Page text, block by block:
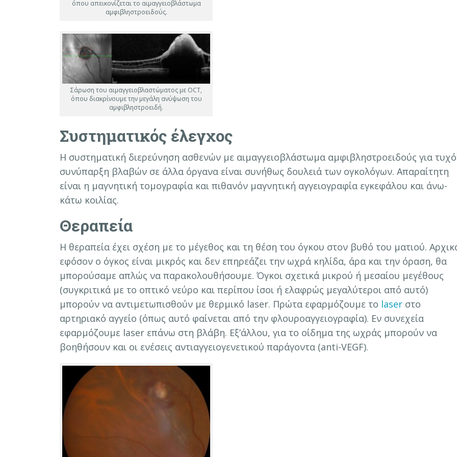
όπου απεικονίζεται το αιμαγγειοβλάστωμα
αμφιβληστροειδούς.
Σάρωση του αιμαγγειοβλαστώματος με OCT,
όπου διακρίνουμε την μεγάλη ανύψωση του
αμφιβληστροειδή.
Συστηματικός έλεγχος
Η συστηματική διερεύνηση ασθενών με αιμαγγειοβλάστωμα αμφιβληστροειδούς για
συνύπαρξη βλαβών σε άλλα όργανα είναι συνήθως δουλειά των ογκολόγων. Απαραίτητη
είναι η μαγνητική τομογραφία και πιθανόν μαγνητική αγγειογραφία εγκεφάλου και άνω-
κάτω κοιλίας.
Θεραπεία
Η θεραπεία έχει σχέση με το μέγεθος και τη θέση του όγκου στον βυθό του ματιού.
εφόσον ο όγκος είναι μικρός και δεν επηρεάζει την ωχρά κηλίδα, άρα και την όραση, θα
μπορούσαμε απλώς να παρακολουθήσουμε. Όγκοι σχετικά μικρού ή μεσαίου μεγέθους
(συγκριτικά με το οπτικό νεύρο και περίπου ίσοι ή ελαφρώς μεγαλύτεροι από αυτό)
μπορούν να αντιμετωπισθούν με θερμικό laser. Πρώτα εφαρμόζουμε το laser στο
αρτηριακό αγγείο (όπως αυτό φαίνεται από την φλουροαγγειογραφία). Εν συνεχεία
εφαρμόζουμε laser επάνω στη βλάβη. Εξ’άλλου, για το οίδημα της ωχράς μπορούν να
βοηθήσουν και οι ενέσεις αντιαγγειογενετικού παράγοντα (anti-VEGF).